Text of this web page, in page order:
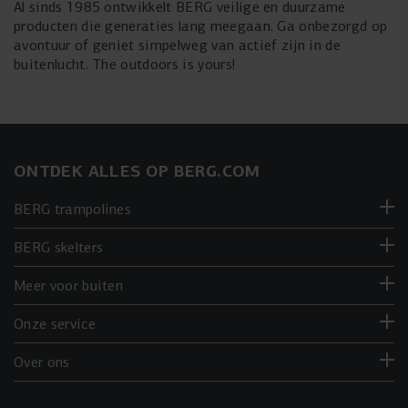
soft-grip handvatten, een in hoogte verstelbaar zadel en
geïntegreerde voetsteunen. Optioneel zijn een helm en
veiligheidsvlag voor extra bescherming.
aluminium en tot 70% lichter dan staal. Dit maakt de
BERG Biky niet alleen superlicht, met een frame van
slechts 950 gram , maar ook sterk en duurzaam.
Magnesium heeft een van de laagste CO²-voetafdrukken
Al sinds 1985 ontwikkelt BERG veilige en duurzame
producten die generaties lang meegaan. Ga onbezorgd op
avontuur of geniet simpelweg van actief zijn in de
buitenlucht. The outdoors is yours!
ONTDEK ALLES OP BERG.COM
BERG trampolines
BERG skelters
Meer voor buiten
Onze service
Over ons